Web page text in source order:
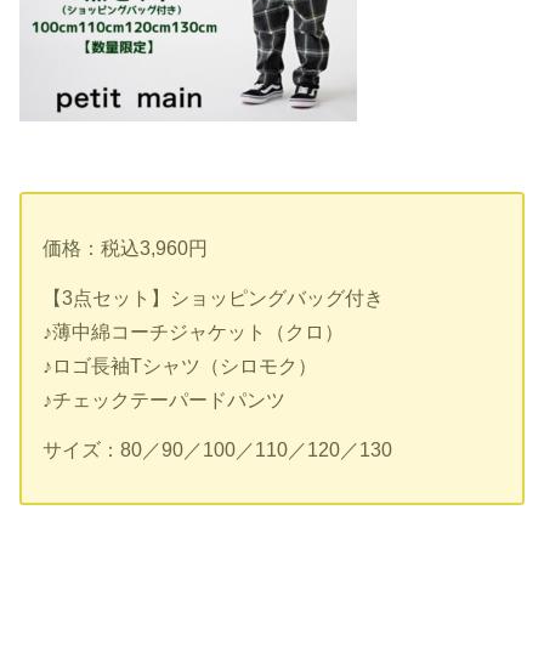
価格：税込3,960円
【3点セット】ショッピングバッグ付き
♪薄中綿コーチジャケット（クロ）
♪ロゴ長袖Tシャツ（シロモク）
♪チェックテーパードパンツ
サイズ：80／90／100／110／120／130